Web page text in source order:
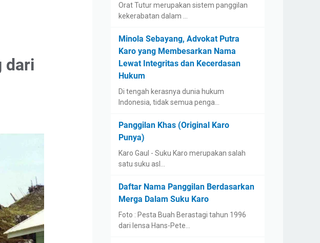
dari
Orat Tutur merupakan sistem panggilan
kekerabatan dalam …
Minola Sebayang, Advokat Putra
Karo yang Membesarkan Nama
Lewat Integritas dan Kecerdasan
Hukum
Di tengah kerasnya dunia hukum
Indonesia, tidak semua penga…
Panggilan Khas (Original Karo
Punya)
Karo Gaul - Suku Karo merupakan salah
satu suku asl…
Daftar Nama Panggilan Berdasarkan
Merga Dalam Suku Karo
Foto : Pesta Buah Berastagi tahun 1996
dari lensa Hans-Pete…